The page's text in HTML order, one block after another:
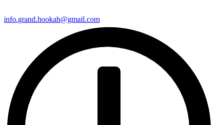
info.grand.hookah@gmail.com